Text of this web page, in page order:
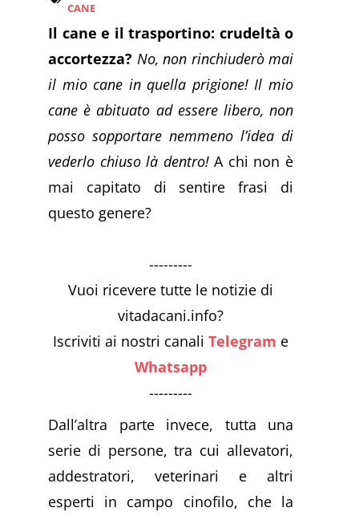
CANE
Il cane e il trasportino: crudeltà o
accortezza? No, non rinchiuderò mai
il mio cane in quella prigione! Il mio
cane è abituato ad essere libero, non
posso sopportare nemmeno l’idea di
vederlo chiuso là dentro!A chi non è
mai capitato di sentire frasi di
questo genere?
---------
Vuoi ricevere tutte le notizie di
vitadacani.info?
Iscriviti ai nostri canali Telegram e
Whatsapp
---------
Dall’altra parte invece, tutta una
serie di persone, tra cui allevatori,
addestratori, veterinari e altri
esperti in campo cinofilo, che la